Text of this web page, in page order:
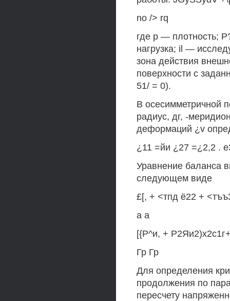
no /> rq
где p — плотность;
нагрузка; il —
зона действия
поверхности с
51/ = 0).
В осесимметричной
радиус, дг, -
деформаций ¿v
¿11 =йи ¿27 =¿2,2 .
Уравнение баланса
следующем виде
£[, + <тпд ё22 +
а а
[{Р^и, +
Гр Гр
Для определения
продолжения по
пересчету